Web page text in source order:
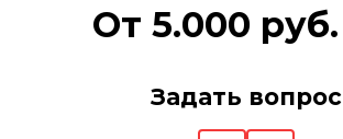
От 5.000 руб.
Задать вопрос